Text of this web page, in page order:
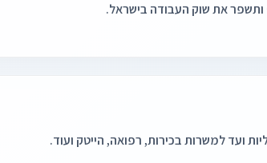
ותשפר את שוק העבודה בישראל.
ועד למשרות בכירות, רפואה, הייטק ועוד.